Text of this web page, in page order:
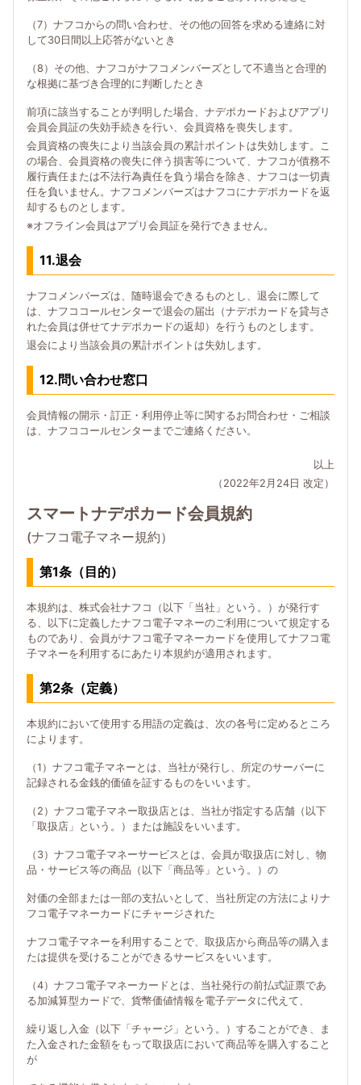
（7）ナフコからの問い合わせ、その他の回答を求める連絡に対
して30日間以上応答がないとき
（8）その他、ナフコがナフコメンバーズとして不適当と合理的
な根拠に基づき合理的に判断したとき
前項に該当することが判明した場合、ナデポカードおよびアプリ
会員会員証の失効手続きを行い、会員資格を喪失します。
会員資格の喪失により当該会員の累計ポイントは失効します。こ
の場合、会員資格の喪失に伴う損害等について、ナフコが債務不
履行責任または不法行為責任を負う場合を除き、ナフコは一切責
任を負いません。ナフコメンバーズはナフコにナデポカードを返
却するものとします。
※オフライン会員はアプリ会員証を発行できません。
11.退会
ナフコメンバーズは、随時退会できるものとし、退会に際して
は、ナフココールセンターで退会の届出（ナデポカードを貸与さ
れた会員は併せてナデポカードの返却）を行うものとします。
退会により当該会員の累計ポイントは失効します。
12.問い合わせ窓口
会員情報の開示・訂正・利用停止等に関するお問合わせ・ご相談
は、ナフココールセンターまでご連絡ください。
以上
（2022年2月24日 改定）
スマートナデポカード会員規約
(ナフコ電子マネー規約）
第1条（目的）
本規約は、株式会社ナフコ（以下「当社」という。）が発行す
る、以下に定義したナフコ電子マネーのご利用について規定する
ものであり、会員がナフコ電子マネーカードを使用してナフコ電
子マネーを利用するにあたり本規約が適用されます。
第2条（定義）
本規約において使用する用語の定義は、次の各号に定めるところ
によります。
（1）ナフコ電子マネーとは、当社が発行し、所定のサーバーに
記録される金銭的価値を証するものをいいます。
（2）ナフコ電子マネー取扱店とは、当社が指定する店舗（以下
「取扱店」という。）または施設をいいます。
（3）ナフコ電子マネーサービスとは、会員が取扱店に対し、物
品・サービス等の商品（以下「商品等」という。）の
対価の全部または一部の支払いとして、当社所定の方法によりナ
フコ電子マネーカードにチャージされた
ナフコ電子マネーを利用することで、取扱店から商品等の購入ま
たは提供を受けることができるサービスをいいます。
（4）ナフコ電子マネーカードとは、当社発行の前払式証票であ
る加減算型カードで、貨幣価値情報を電子データに代えて、
繰り返し入金（以下「チャージ」という。）することができ、ま
た入金された金額をもって取扱店において商品等を購入すること
が